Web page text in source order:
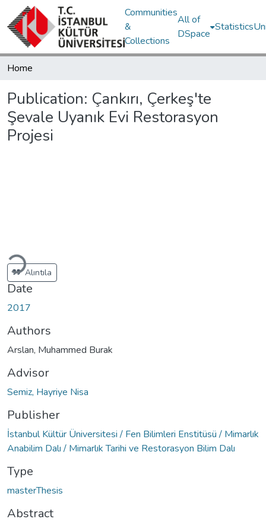
Communities
&
Collections
All of
DSpace
Statistics
Home
Publication: Çankırı, Çerkeş'te
Şevale Uyanık Evi Restorasyon
Projesi
Loading...Alıntıla
Date
2017
Authors
Arslan, Muhammed Burak
Advisor
Semiz, Hayriye Nisa
Publisher
İstanbul Kültür Üniversitesi / Fen Bilimleri Enstitüsü / Mimarlık
Anabilim Dalı / Mimarlık Tarihi ve Restorasyon Bilim Dalı
Type
masterThesis
Abstract